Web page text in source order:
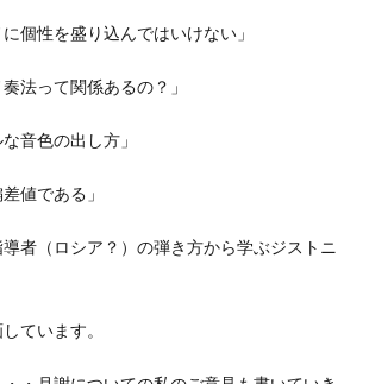
個性を盛り込んではいけない」
法って関係あるの？」
音色の出し方」
値である」
導者（ロシア？）の弾き方から学ぶジストニ
ています。